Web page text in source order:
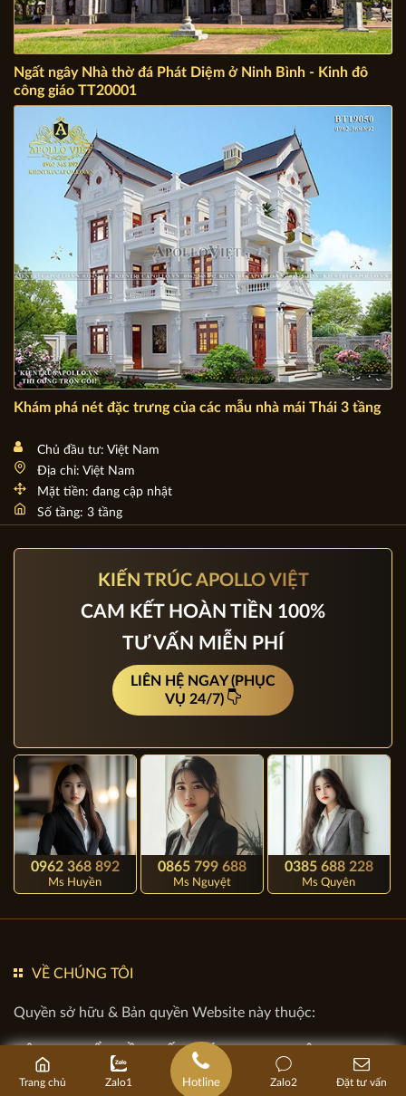
Ngất ngây Nhà thờ đá Phát Diệm ở Ninh Bình - Kinh đô
công giáo TT20001
Khám phá nét đặc trưng của các mẫu nhà mái Thái 3 tầng
Chủ đầu tư: Việt Nam
Số tầng: 3 tầng
KIẾN TRÚC APOLLO VIỆT
CAM KẾT HOÀN TIỀN 100%
TƯ VẤN MIỄN PHÍ
LIÊN HỆ NGAY (PHỤC
VỤ 24/7)
VỀ CHÚNG TÔI
Quyền sở hữu & Bản quyền Website này thuộc:
Trang chủ Zalo1 Hotline Zalo2 Đặt tư vấn